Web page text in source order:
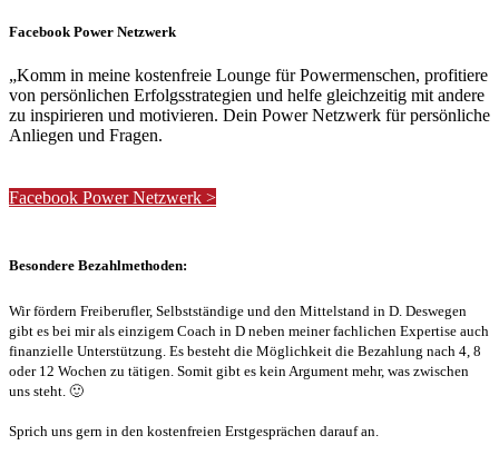
Facebook Power Netzwerk
„Komm in meine kostenfreie Lounge für Powermenschen, profitiere
von persönlichen Erfolgsstrategien und helfe gleichzeitig mit andere
zu inspirieren und motivieren. Dein Power Netzwerk für persönliche
Anliegen und Fragen.
Facebook Power Netzwerk >
Besondere Bezahlmethoden:
Wir fördern Freiberufler, Selbstständige und den Mittelstand in D. Deswegen
gibt es bei mir als einzigem Coach in D neben meiner fachlichen Expertise auch
finanzielle Unterstützung. Es besteht die Möglichkeit die Bezahlung nach 4, 8
oder 12 Wochen zu tätigen. Somit gibt es kein Argument mehr, was zwischen
uns steht. 🙂
Sprich uns gern in den kostenfreien Erstgesprächen darauf an.